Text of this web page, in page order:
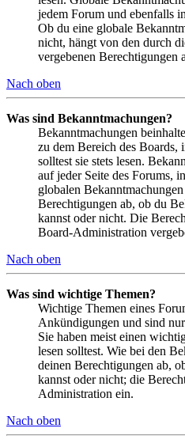
jedem Forum und ebenfalls
Ob du eine globale
nicht, hängt von den durch
vergebenen Berechtigungen
Nach oben
Was sind Bekanntmachungen?
Bekanntmachungen
zu dem Bereich des Boards,
solltest sie stets lesen.
auf jeder Seite des Forums,
globalen
Berechtigungen ab, ob du
kannst oder nicht. Die
Board-Administration
Nach oben
Was sind wichtige Themen?
Wichtige Themen eines
Ankündigungen und sind
Sie haben meist einen
lesen solltest. Wie bei den
deinen Berechtigungen ab,
kannst oder nicht; die
Administration ein.
Nach oben